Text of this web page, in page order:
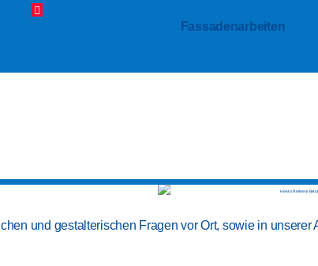
Fassadenarbeiten
und gestalterischen Fragen vor Ort, sowie in unserer